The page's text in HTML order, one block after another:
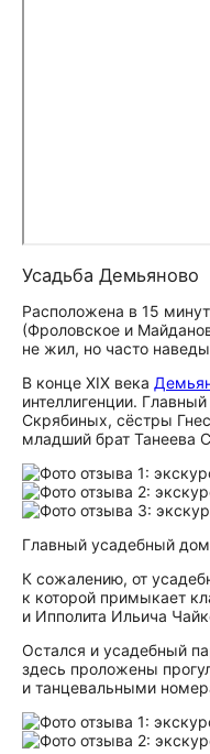
Усадьба Демьяново
Расположена в 15
(Фроловское и
не жил, но часто
В конце XIX века
интеллигенции.
Скрябиных, сёстры
младший брат Танеева
Главный усадебный
К сожалению, от
к которой примыкает
и Ипполита Ильича
Остался и усадебный
здесь проложены
и танцевальными